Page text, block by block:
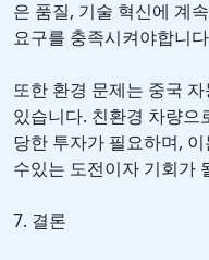
은 품질, 기술 혁신에 계
요구를 충족시켜야합니
또한 환경 문제는 중국
있습니다. 친환경 차량
당한 투자가 필요하며,
수있는 도전이자 기회가
7. 결론